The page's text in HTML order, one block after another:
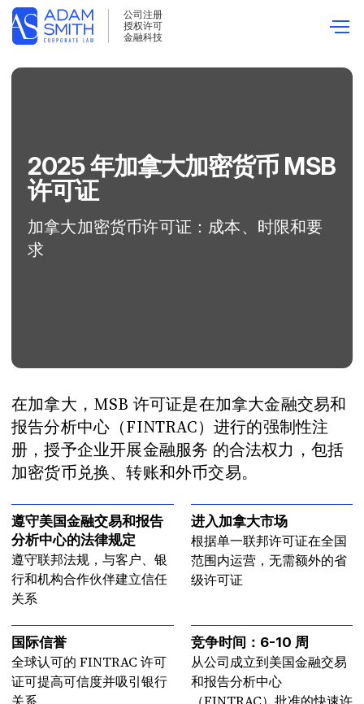
公司注册
授权许可
金融科技
首页 加密许可证 加拿大 MSB 许可证
更新:17 March 2026
2025 年加拿大加密货币 MSB
许可证
加拿大加密货币许可证：成本、时限和要
求
在加拿大，MSB 许可证是在加拿大金融交易和
报告分析中心（FINTRAC）进行的强制性注
册，授予企业开展金融服务 的合法权力，包括
加密货币兑换、转账和外币交易。
遵守美国金融交易和报告
分析中心的法律规定
遵守联邦法规，与客户、银
行和机构合作伙伴建立信任
关系
进入加拿大市场
根据单一联邦许可证在全国
范围内运营，无需额外的省
级许可证
国际信誉
全球认可的 FINTRAC 许可
证可提高可信度并吸引银行
竞争时间：6-10 周
从公司成立到美国金融交易
和报告分析中心